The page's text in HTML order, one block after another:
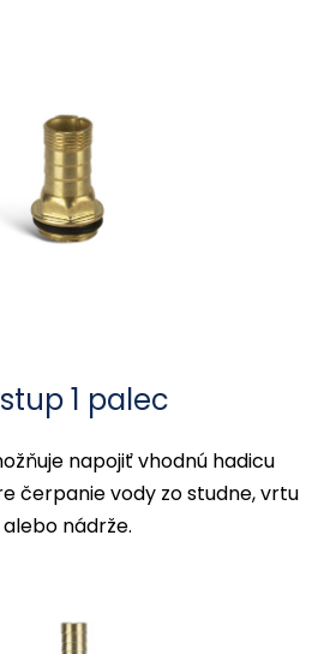
1 palec
napojiť vhodnú hadicu
čerpanie vody zo studne, vrtu
alebo nádrže.